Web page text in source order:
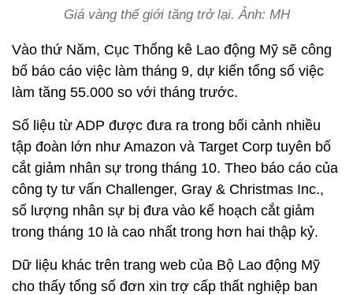
Giá vàng thế giới tăng trở lại. Ảnh: MH
Vào thứ Năm, Cục Thống kê Lao động Mỹ sẽ công
bố báo cáo việc làm tháng 9, dự kiến tổng số việc
làm tăng 55.000 so với tháng trước.
Số liệu từ ADP được đưa ra trong bối cảnh nhiều
tập đoàn lớn như Amazon và Target Corp tuyên bố
cắt giảm nhân sự trong tháng 10. Theo báo cáo của
công ty tư vấn Challenger, Gray & Christmas Inc.,
số lượng nhân sự bị đưa vào kế hoạch cắt giảm
trong tháng 10 là cao nhất trong hơn hai thập kỷ.
Dữ liệu khác trên trang web của Bộ Lao động Mỹ
cho thấy tổng số đơn xin trợ cấp thất nghiệp ban